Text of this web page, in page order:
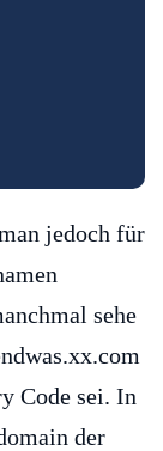
jedoch für
sehe
Code sei. In
der